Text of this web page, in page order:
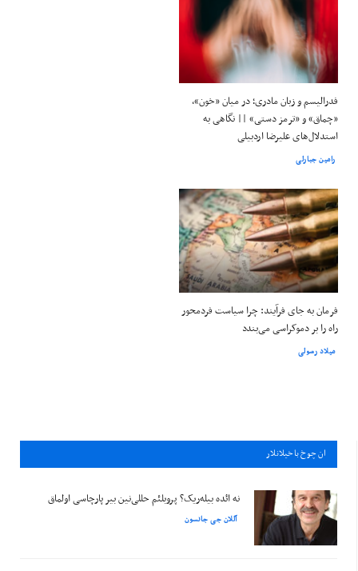
فدرالیسم و زبان مادری؛ در میان «خون»،
«چماق» و «ترمز دستی» || نگاهی به
استدلال‌های علیرضا اردبیلی
رامین جبارلی
فرمان به جای فرآیند: چرا سیاست فردمحور
راه را بر دموکراسی می‌بندد
میلاد رسولی
ان چوخ باخيلانلار
نه ائده بیله‌ریک؟ پروبلئم حللی‌نین بیر پارچاسی اولماق
آللان جی جانسون